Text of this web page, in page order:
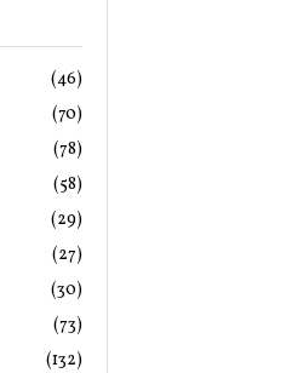
(46)
(70)
(78)
(58)
(29)
(27)
(30)
(73)
(132)